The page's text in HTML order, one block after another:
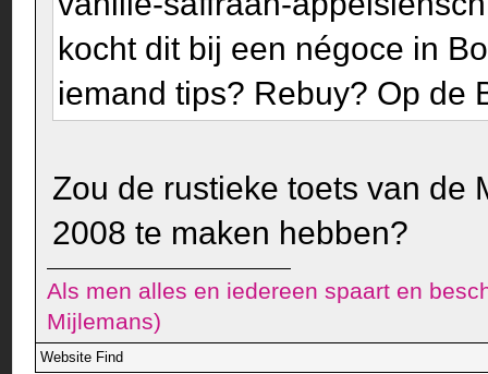
kocht dit bij een négoce in
iemand tips? Rebuy? Op de
Zou de rustieke toets van de
2008 te maken hebben?
Als men alles en iedereen spaart en
Mijlemans)
Website Find